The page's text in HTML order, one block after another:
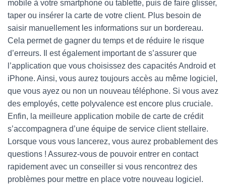
mobile à votre smartphone ou tablette, puis de faire glisser,
taper ou insérer la carte de votre client. Plus besoin de
saisir manuellement les informations sur un bordereau.
Cela permet de gagner du temps et de réduire le risque
d’erreurs. Il est également important de s’assurer que
l’application que vous choisissez des capacités Android et
iPhone. Ainsi, vous aurez toujours accès au même logiciel,
que vous ayez ou non un nouveau téléphone. Si vous avez
des employés, cette polyvalence est encore plus cruciale.
Enfin, la meilleure application mobile de carte de crédit
s’accompagnera d’une équipe de service client stellaire.
Lorsque vous vous lancerez, vous aurez probablement des
questions ! Assurez-vous de pouvoir entrer en contact
rapidement avec un conseiller si vous rencontrez des
problèmes pour mettre en place votre nouveau logiciel.